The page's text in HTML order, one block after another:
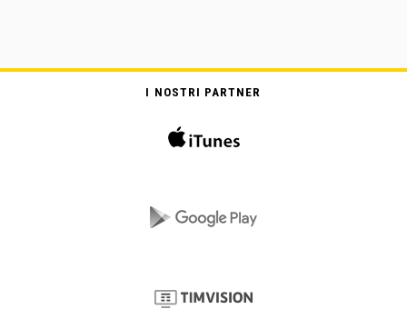
I NOSTRI PARTNER